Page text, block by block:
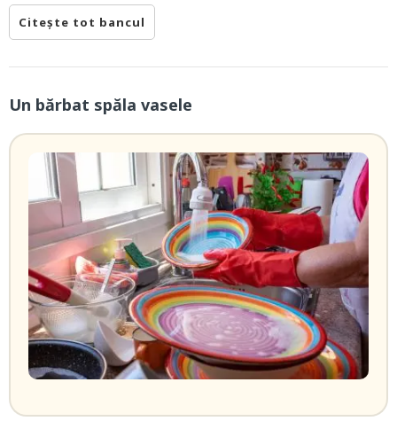
Citește tot bancul
Un bărbat spăla vasele